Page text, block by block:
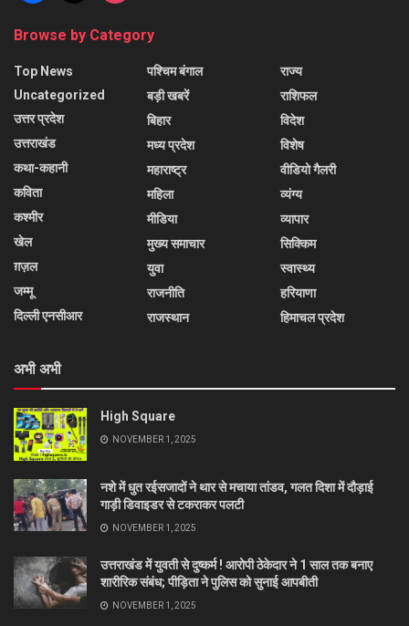
Browse by Category
Top News
Uncategorized
उत्तर प्रदेश
उत्तराखंड
कथा-कहानी
कविता
कश्मीर
खेल
ग़ज़ल
जम्मू
दिल्ली एनसीआर
पश्चिम बंगाल
बड़ी खबरें
बिहार
मध्य प्रदेश
महाराष्ट्र
महिला
मीडिया
मुख्य समाचार
युवा
राजनीति
राजस्थान
राज्य
राशिफल
विदेश
विशेष
वीडियो गैलरी
व्यंग्य
व्यापार
सिक्किम
स्वास्थ्य
हरियाणा
हिमाचल प्रदेश
अभी अभी
High Square
NOVEMBER 1, 2025
नशे में धुत रईसजादों ने थार से मचाया तांडव, गलत दिशा में दौड़ाई
गाड़ी डिवाइडर से टकराकर पलटी
NOVEMBER 1, 2025
उत्तराखंड में युवती से दुष्कर्म ! आरोपी ठेकेदार ने 1 साल तक बनाए
शारीरिक संबंध; पीड़िता ने पुलिस को सुनाई आपबीती
NOVEMBER 1, 2025